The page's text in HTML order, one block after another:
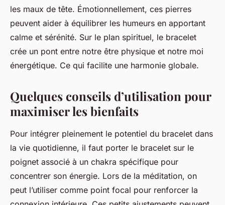
les maux de tête. Émotionnellement, ces pierres
peuvent aider à équilibrer les humeurs en apportant
calme et sérénité. Sur le plan spirituel, le bracelet
crée un pont entre notre être physique et notre moi
énergétique. Ce qui facilite une harmonie globale.
Quelques conseils d’utilisation pour
maximiser les bienfaits
Pour intégrer pleinement le potentiel du bracelet dans
la vie quotidienne, il faut porter le bracelet sur le
poignet associé à un chakra spécifique pour
concentrer son énergie. Lors de la méditation, on
peut l’utiliser comme point focal pour renforcer la